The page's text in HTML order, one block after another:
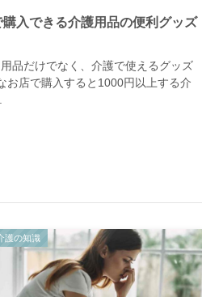
入できる介護用品の便利グッズ
品だけでなく、介護で使えるグッズ
お店で購入すると1000円以上する介
護の知識